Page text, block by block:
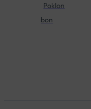
Poklon
bon